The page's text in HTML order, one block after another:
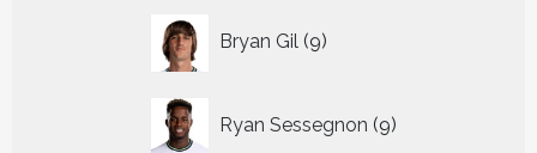
Bryan Gil 9
producten
Ryan Sessegnon 9
producten